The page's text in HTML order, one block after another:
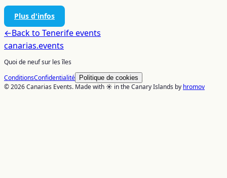
Plus d'infos
←Back to Tenerifeevents
canarias.events
Quoi de neuf sur les îles
ConditionsConfidentialité Politique de cookies
© 2026 Canarias Events. Made with ☀️ in the Canary Islands by hromov